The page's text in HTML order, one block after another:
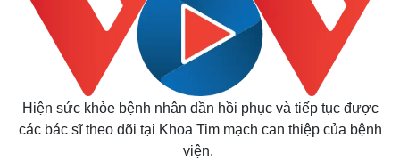
Hiện sức khỏe bệnh nhân dần hồi phục và tiếp tục được
các bác sĩ theo dõi tại Khoa Tim mạch can thiệp của bệnh
viện.